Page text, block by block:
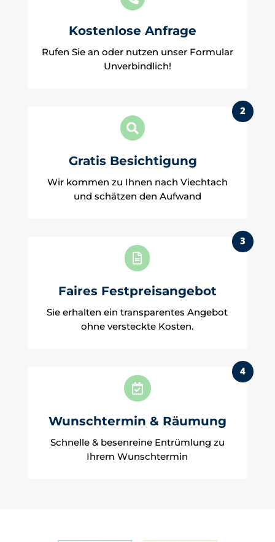
Kostenlose Anfrage
Rufen Sie an oder nutzen unser Formular
Unverbindlich!

Gratis Besichtigung
2
Wir kommen zu Ihnen nach Viechtach
und schätzen den Aufwand

Faires Festpreisangebot
3
Sie erhalten ein transparentes Angebot
ohne versteckte Kosten.

Wunschtermin & Räumung
4
Schnelle & besenreine Entrümlung zu
Ihrem Wunschtermin